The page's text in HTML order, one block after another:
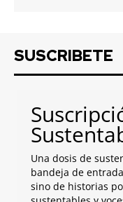
SUSCRIBETE
Una dosis de
bandeja de
sino de historias